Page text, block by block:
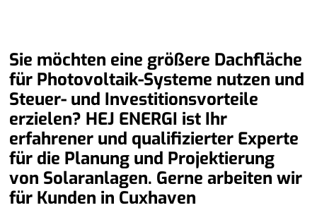
Sie möchten eine größere Dachfläche
für Photovoltaik-Systeme nutzen und
Steuer- und Investitionsvorteile
erzielen? HEJ ENERGI ist Ihr
erfahrener und qualifizierter Experte
für die Planung und Projektierung
von Solaranlagen. Gerne arbeiten wir
für Kunden in Cuxhaven